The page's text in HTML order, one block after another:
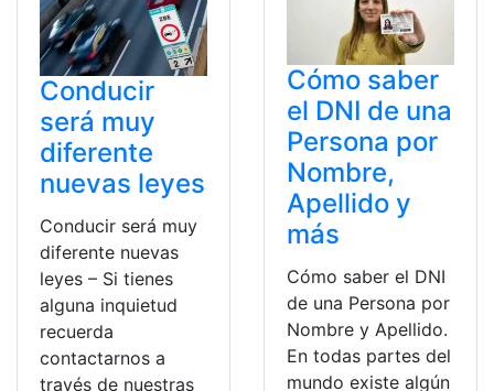
Conducir
será muy
diferente
nuevas leyes
Conducir será muy
diferente nuevas
leyes – Si tienes
alguna inquietud
recuerda
contactarnos a
través de nuestras
Cómo saber
el DNI de una
Persona por
Nombre,
Apellido y
más
Cómo saber el DNI
de una Persona por
Nombre y Apellido.
En todas partes del
mundo existe algún